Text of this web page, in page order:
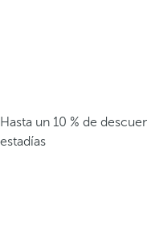
Hasta un 10 % de
estadías